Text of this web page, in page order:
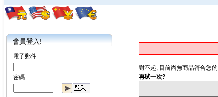
會員登入!
電子郵件:
密碼:
對不起, 目前尚無商品符合您
再試一次?